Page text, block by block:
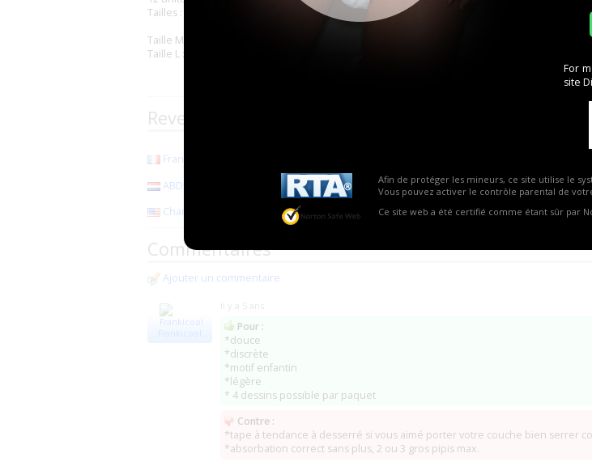
For
site
Afin de protéger les mineurs, ce site utilise le
Vous pouvez activer le contrôle parental de
Ce site web a été certifié comme étant sûr par
Tailles :
Taille M : 71-91 cm, 28-36-inch
Taille L : 91-117 cm, 36-48-inch
Revendeurs de la marque Nappiesrus
France ABDL
ABDL Factory
(8)
Changing times Diaper Company
(Nevada Las Vegas) (0)
Commentaires
Ajouter un commentaire
Frankicool
Pour :
*douce
*discrète
*motif enfantin
*légère
* 4 dessins possible par paquet
Contre :
*tape à tendance à desserré si vous aimé porter votre couche bien serrer
*absorbation correct sans plus, 2 ou 3 gros pipis max.